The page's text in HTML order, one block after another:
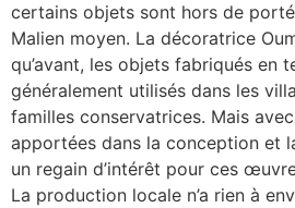
certains objets sont hors de
Malien moyen. La décoratrice
qu’avant, les objets fabriqués en
généralement utilisés dans les
familles conservatrices. Mais
apportées dans la conception et
un regain d’intérêt pour ces
La production locale n’a rien à